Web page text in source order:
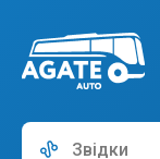
Звідки